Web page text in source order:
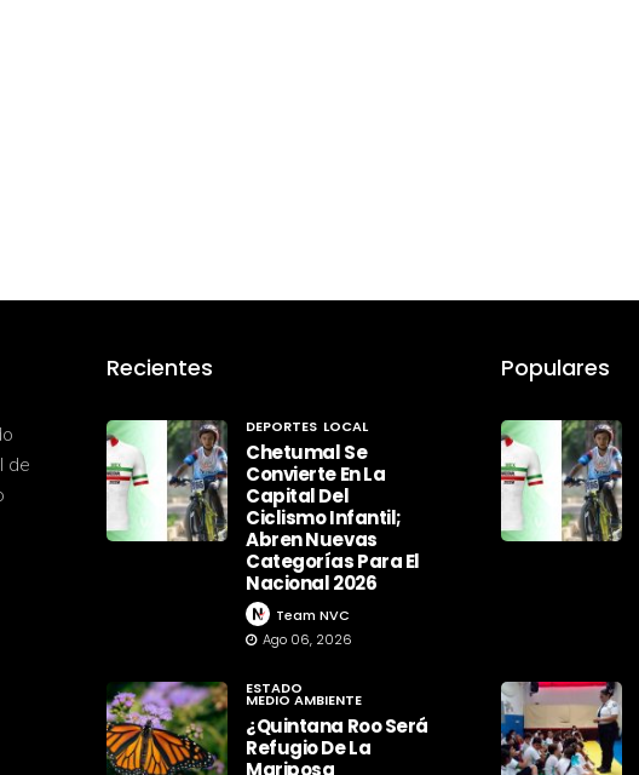
de
Recientes
DEPORTES LOCAL
Chetumal Se
Convierte En La
Capital Del
Ciclismo Infantil;
Abren Nuevas
Categorías Para El
Nacional 2026
Team NVC
Ago 06, 2026
ESTADO
MEDIO AMBIENTE
¿Quintana Roo Será
Refugio De La
Populares